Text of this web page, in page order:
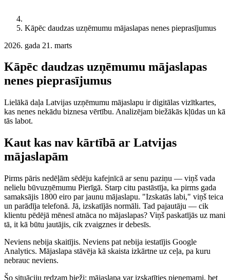
Kāpēc daudzas uzņēmumu mājaslapas nenes pieprasījumus
2026. gada 21. marts
Kāpēc daudzas uzņēmumu mājaslapas
nenes pieprasījumus
Lielākā daļa Latvijas uzņēmumu mājaslapu ir digitālas vizītkartes,
kas nenes nekādu biznesa vērtību. Analizējam biežākās kļūdas un kā
tās labot.
Kaut kas nav kārtībā ar Latvijas
mājaslapām
Pirms pāris nedēļām sēdēju kafejnīcā ar senu paziņu — viņš vada
nelielu būvuzņēmumu Pierīgā. Starp citu pastāstīja, ka pirms gada
samaksājis 1800 eiro par jaunu mājaslapu. "Izskatās labi," viņš teica
un parādīja telefonā. Jā, izskatījās normāli. Tad pajautāju — cik
klientu pēdējā mēnesī atnāca no mājaslapas? Viņš paskatījās uz mani
tā, it kā būtu jautājis, cik zvaigznes ir debesīs.
Neviens nebija skaitījis. Neviens pat nebija iestatījis Google
Analytics. Mājaslapa stāvēja kā skaista izkārtne uz ceļa, pa kuru
nebrauc neviens.
Šo situāciju redzam bieži: mājaslapa var izskatīties pieņemami, bet